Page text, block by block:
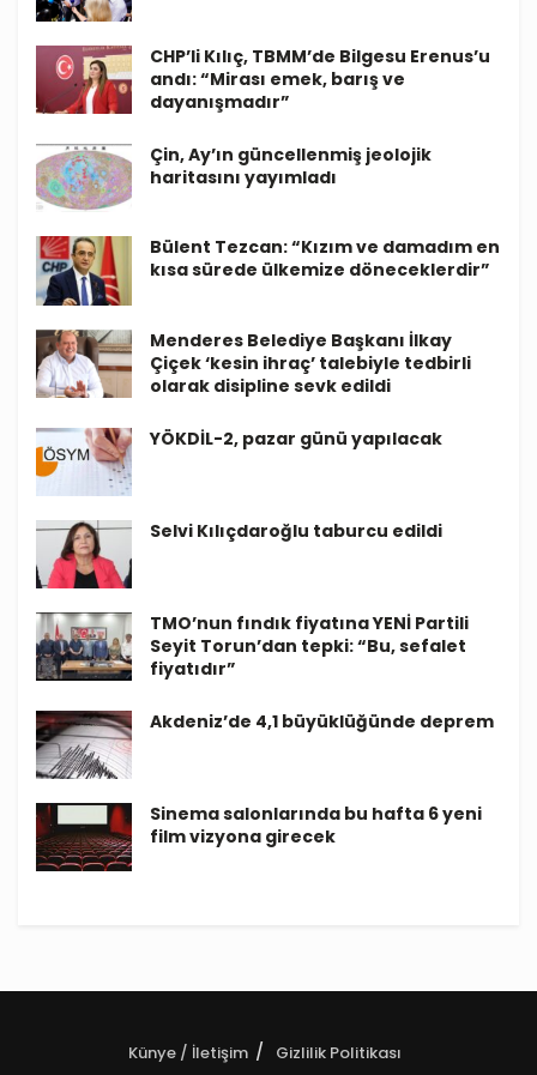
CHP’li Kılıç, TBMM’de Bilgesu Erenus’u
andı: “Mirası emek, barış ve
dayanışmadır”
Çin, Ay’ın güncellenmiş jeolojik
haritasını yayımladı
Bülent Tezcan: “Kızım ve damadım en
kısa sürede ülkemize döneceklerdir”
Menderes Belediye Başkanı İlkay
Çiçek ‘kesin ihraç’ talebiyle tedbirli
olarak disipline sevk edildi
YÖKDİL-2, pazar günü yapılacak
Selvi Kılıçdaroğlu taburcu edildi
TMO’nun fındık fiyatına YENİ Partili
Seyit Torun’dan tepki: “Bu, sefalet
fiyatıdır”
Akdeniz’de 4,1 büyüklüğünde deprem
Sinema salonlarında bu hafta 6 yeni
film vizyona girecek
Künye / İletişim Gizlilik Politikası